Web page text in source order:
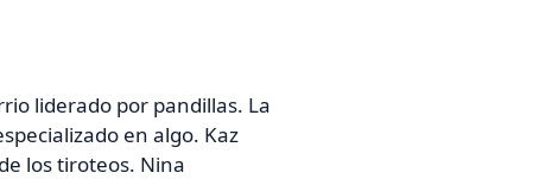
liderado por pandillas. La
en algo. Kaz
los tiroteos. Nina